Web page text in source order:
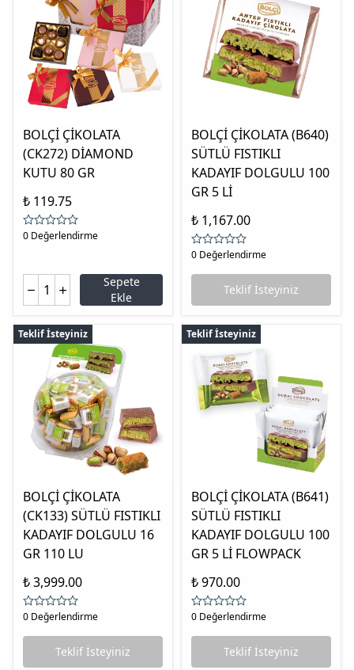
BOLÇİ ÇİKOLATA
(CK272) DİAMOND
KUTU 80 GR
₺ 119.75
0 Değerlendirme
Sepete
Ekle
BOLÇİ ÇİKOLATA (B640)
SÜTLÜ FISTIKLI
KADAYIF DOLGULU 100
GR 5 Lİ
₺ 1,167.00
0 Değerlendirme
Teklif İsteyiniz
Teklif İsteyiniz
BOLÇİ ÇİKOLATA
(CK133) SÜTLÜ FISTIKLI
KADAYIF DOLGULU 16
GR 110 LU
₺ 3,999.00
0 Değerlendirme
Teklif İsteyiniz
Teklif İsteyiniz
BOLÇİ ÇİKOLATA (B641)
SÜTLÜ FISTIKLI
KADAYIF DOLGULU 100
GR 5 Lİ FLOWPACK
₺ 970.00
0 Değerlendirme
Teklif İsteyiniz